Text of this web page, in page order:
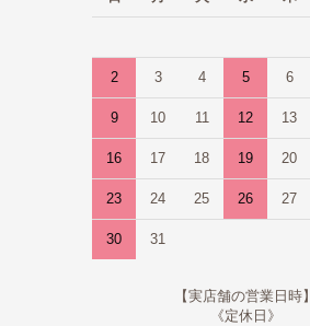
2 3 4 5 6
9 10 11 12 13
16 17 18 19 20
23 24 25 26 27
30 31
【実店舗の営業日時】
《定休日》